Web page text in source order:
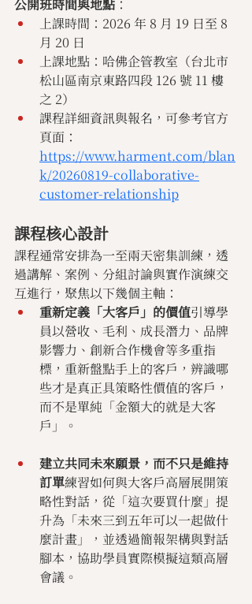
公開班時間與地點 ：
上課時間：2026 年 8 月 19 日至 8
月 20 日
上課地點：哈佛企管教室（台北市
松山區南京東路四段 126 號 11 樓
之 2）
課程詳細資訊與報名，可參考官方
頁面：
https://www.harment.com/blan
k/20260819-collaborative-
customer-relationship
課程核心設計
課程通常安排為一至兩天密集訓練，透
過講解、案例、分組討論與實作演練交
互進行，聚焦以下幾個主軸：
重新定義「大客戶」的價值引導學
員以營收、毛利、成長潛力、品牌
影響力、創新合作機會等多重指
標，重新盤點手上的客戶，辨識哪
些才是真正具策略性價值的客戶，
而不是單純「金額大的就是大客
戶」。
建立共同未來願景，而不只是維持
訂單練習如何與大客戶高層展開策
略性對話，從「這次要買什麼」提
升為「未來三到五年可以一起做什
麼計畫」，並透過簡報架構與對話
腳本，協助學員實際模擬這類高層
會議。